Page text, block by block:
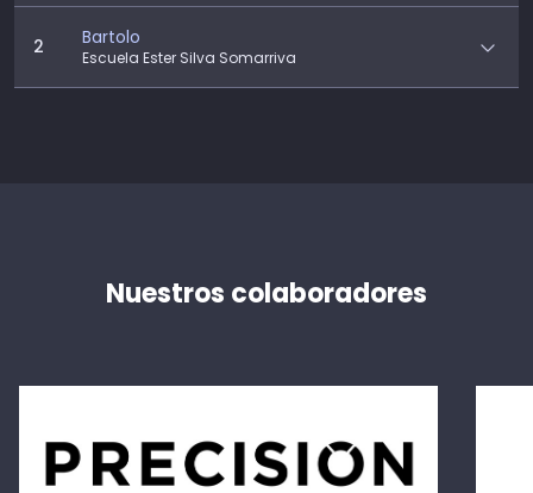
2 Bartolo
Escuela Ester Silva Somarriva
Nuestros colaboradores